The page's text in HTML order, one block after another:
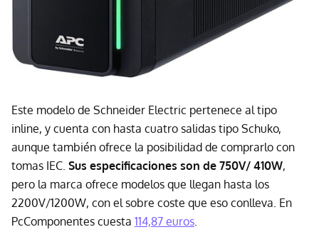
Este modelo de Schneider Electric pertenece al tipo
inline, y cuenta con hasta cuatro salidas tipo Schuko,
aunque también ofrece la posibilidad de comprarlo con
tomas IEC. Sus especificaciones son de 750V/ 410W,
pero la marca ofrece modelos que llegan hasta los
2200V/1200W, con el sobre coste que eso conlleva. En
PcComponentes cuesta 114,87 euros